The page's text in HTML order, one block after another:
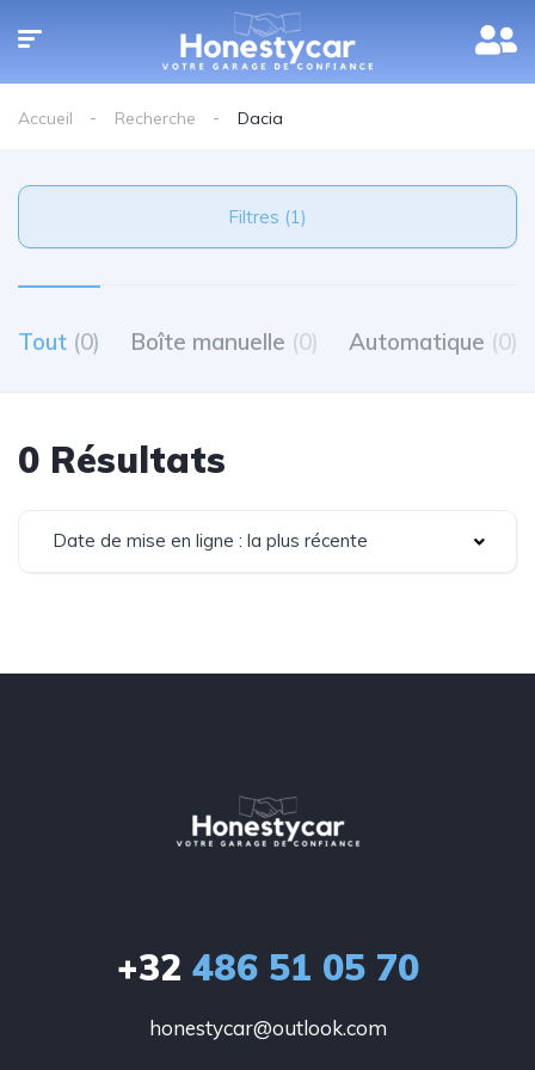
Accueil Recherche Dacia
Filtres (1)
Tout (0) Boîte manuelle (0) Automatique (0)
0 Résultats
Date de mise en ligne : la plus récente
+32 486 51 05 70
honestycar@outlook.com